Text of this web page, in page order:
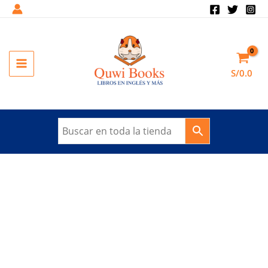
MAIN
S/0.0